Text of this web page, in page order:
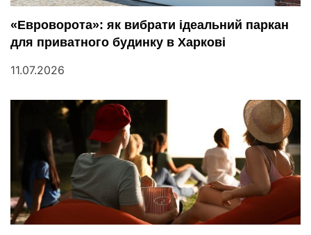
«Евроворота»: як вибрати ідеальний паркан
для приватного будинку в Харкові
11.07.2026